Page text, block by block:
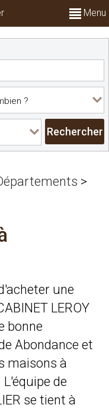
Menu
>
une
LEROY
bonne
Abondance et
maisons à
de
se tient à